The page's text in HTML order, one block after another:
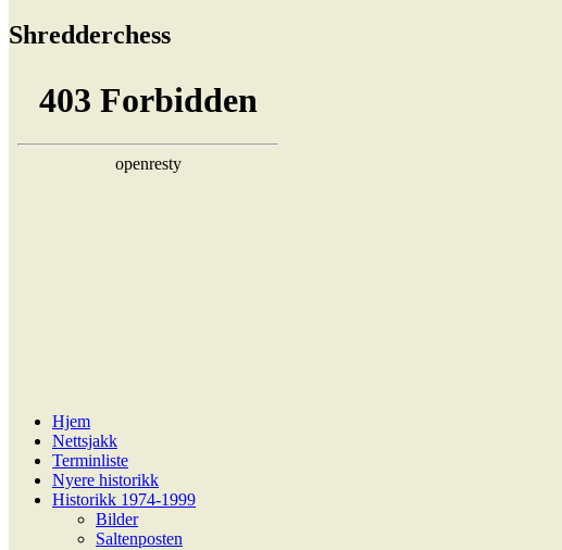
Shredderchess
Hjem
Nettsjakk
Terminliste
Nyere historikk
Historikk 1974-1999
Bilder
Saltenposten